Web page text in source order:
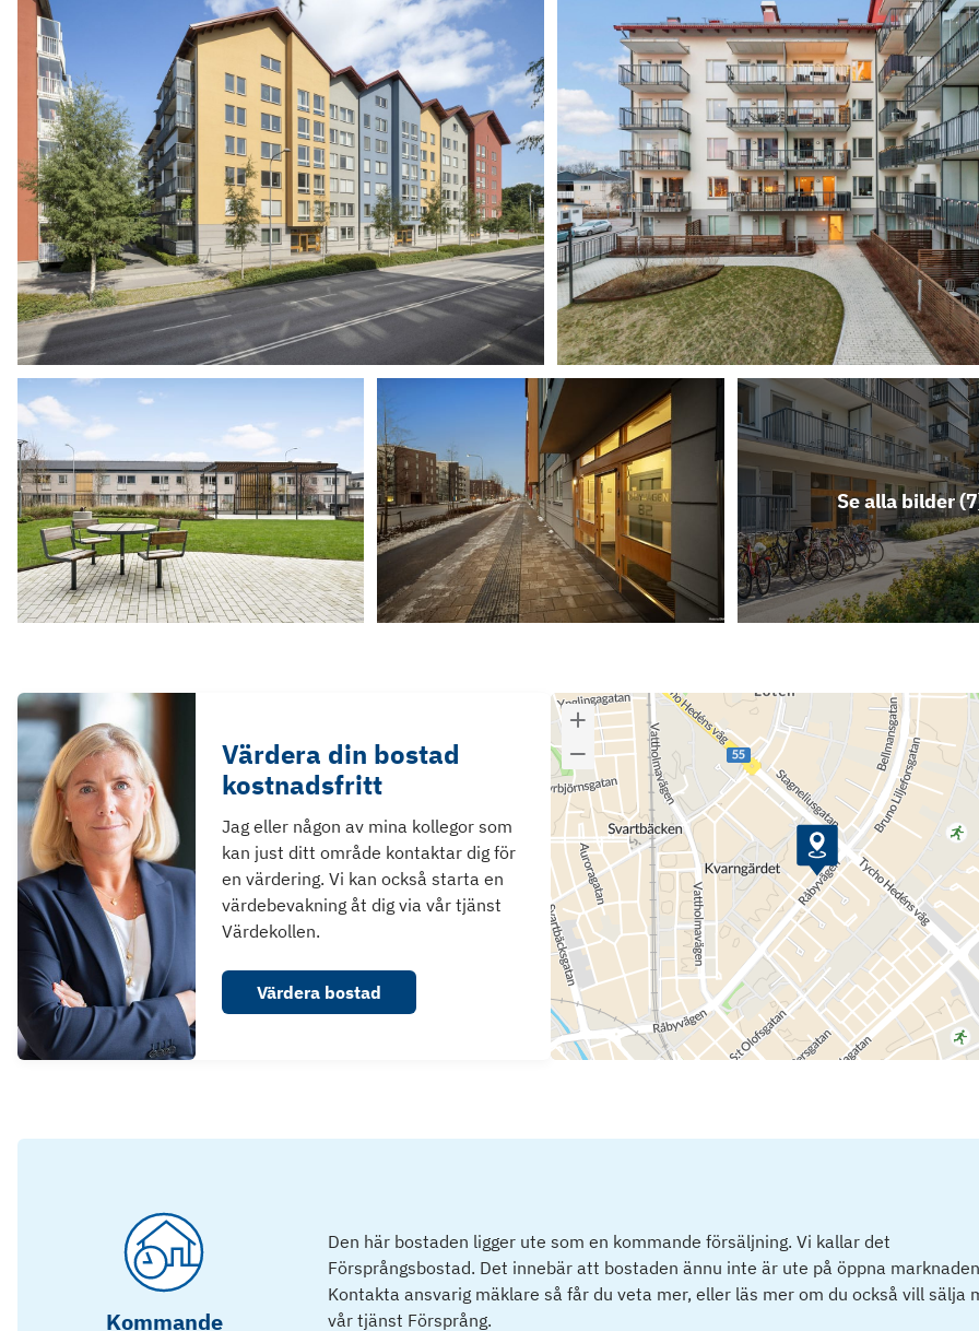
Se alla bilder (7
Värdera din bostad
kostnadsfritt
Jag eller någon av mina kollegor som
kan just ditt område kontaktar dig för
en värdering. Vi kan också starta en
värdebevakning åt dig via vår tjänst
Värdekollen.
Värdera bostad
Kommande
Den här bostaden ligger ute som en kommande försäljning. Vi kallar det
Försprångsbostad. Det innebär att bostaden ännu inte är ute på öppna
Kontakta ansvarig mäklare så får du veta mer, eller läs mer om du också vill sälja
vår tjänst Försprång.